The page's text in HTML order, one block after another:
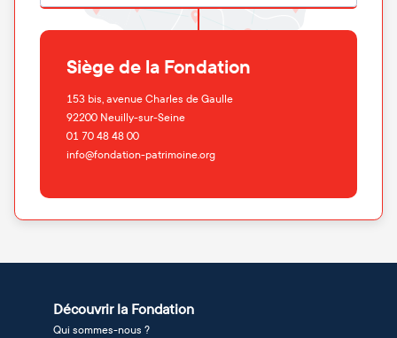
Siège de la Fondation
153 bis, avenue Charles de Gaulle
92200 Neuilly-sur-Seine
01 70 48 48 00
info@fondation-patrimoine.org
Découvrir la Fondation
Qui sommes-nous ?